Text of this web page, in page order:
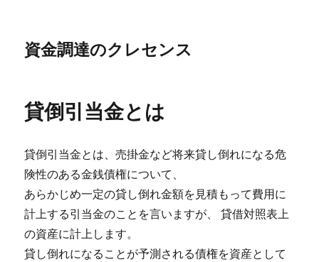
資金調達のクレセンス
貸倒引当金とは
貸倒引当金とは、売掛金など将来貸し倒れになる危
険性のある金銭債権について、
あらかじめ一定の貸し倒れ金額を見積もって費用に
計上する引当金のことを言いますが、 貸借対照表上
の資産に計上します。
貸し倒れになることが予測される債権を資産として